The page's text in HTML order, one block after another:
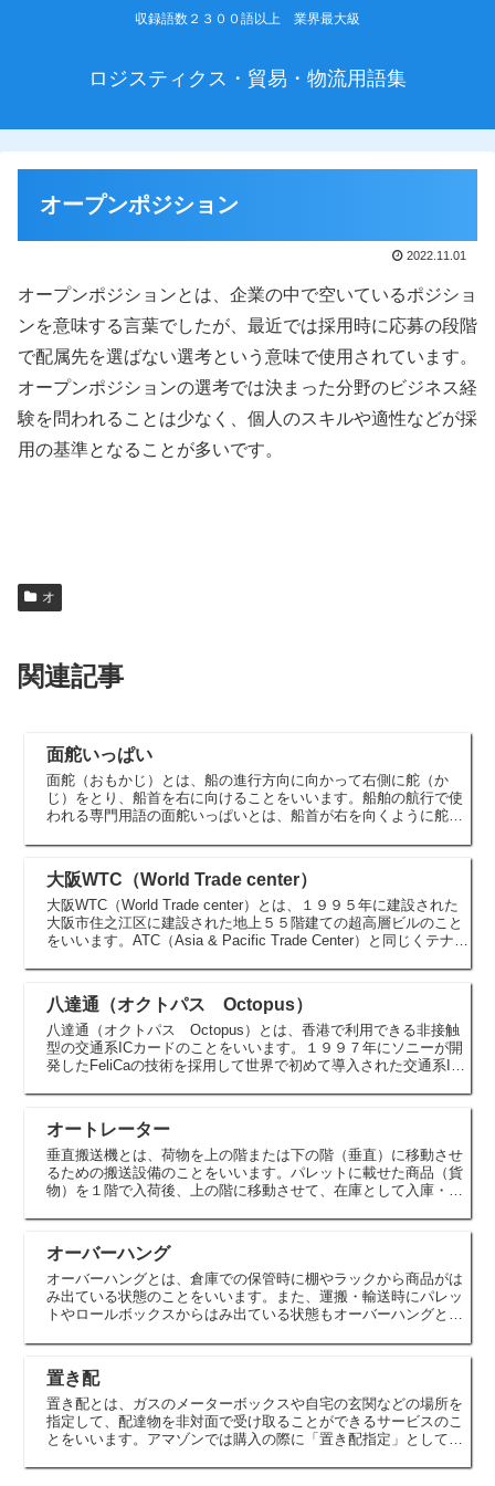
収録語数２３００語以上 業界最大級
ロジスティクス・貿易・物流用語集
オープンポジション
2022.11.01
オープンポジションとは、企業の中で空いているポジショ
ンを意味する言葉でしたが、最近では採用時に応募の段階
で配属先を選ばない選考という意味で使用されています。
オープンポジションの選考では決まった分野のビジネス経
験を問われることは少なく、個人のスキルや適性などが採
用の基準となることが多いです。
オ
関連記事
面舵いっぱい
面舵（おもかじ）とは、船の進行方向に向かって右側に舵（か
じ）をとり、船首を右に向けることをいいます。船舶の航行で使
われる専門用語の面舵いっぱいとは、船首が右を向くように舵を
とることで...
大阪WTC（World Trade center）
大阪WTC（World Trade center）とは、１９９５年に建設された
大阪市住之江区に建設された地上５５階建ての超高層ビルのこと
をいいます。ATC（Asia & Pacific Trade Center）と同じくテナン
八達通（オクトパス Octopus）
八達通（オクトパス Octopus）とは、香港で利用できる非接触
型の交通系ICカードのことをいいます。１９９７年にソニーが開
発したFeliCaの技術を採用して世界で初めて導入された交通系IC
オートレーター
垂直搬送機とは、荷物を上の階または下の階（垂直）に移動させ
るための搬送設備のことをいいます。パレットに載せた商品（貨
物）を１階で入荷後、上の階に移動させて、在庫として入庫・格
ロアーか...
オーバーハング
オーバーハングとは、倉庫での保管時に棚やラックから商品がは
み出ている状態のことをいいます。また、運搬・輸送時にパレッ
トやロールボックスからはみ出ている状態もオーバーハングと呼
ゆがみが...
置き配
置き配とは、ガスのメーターボックスや自宅の玄関などの場所を
指定して、配達物を非対面で受け取ることができるサービスのこ
とをいいます。アマゾンでは購入の際に「置き配指定」として①
ご、⑤車庫...